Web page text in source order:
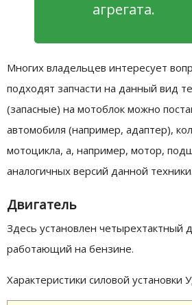
агрегата.
Многих владельцев интересует
подходят запчасти на данный вид
(запасные) на мотоблок можно
автомобиля (например, адаптер),
мотоцикла, а, например, мотор,
аналогичных версий данной техники.
Двигатель
Здесь установлен четырехтактный
работающий на бензине.
Характеристики силовой установки